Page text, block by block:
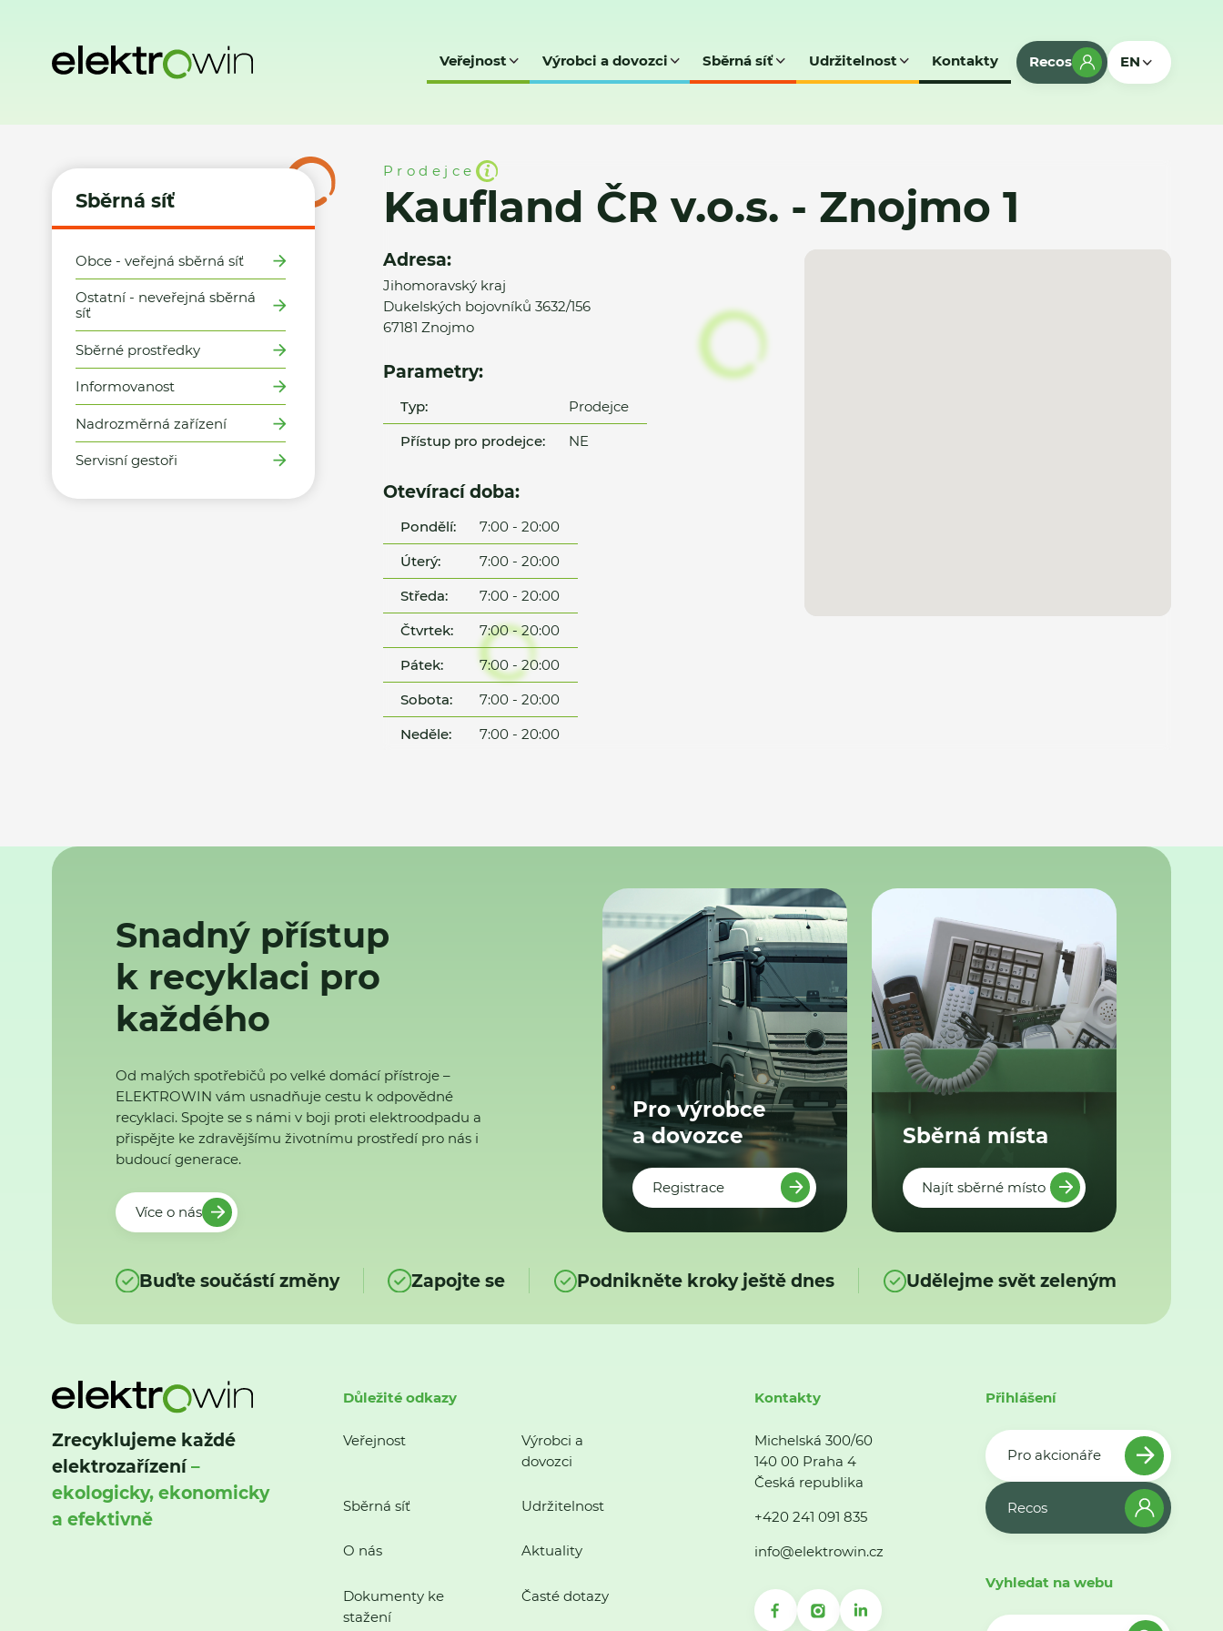
Veřejnost Výrobci a dovozci Sběrná síť Udržitelnost Kontakty Recos EN
Sběrná síť
Obce - veřejná sběrná síť
Ostatní - neveřejná sběrná
síť
Sběrné prostředky
Informovanost
Nadrozměrná zařízení
Servisní gestoři
Prodejce
Kaufland ČR v.o.s. - Znojmo 1
Adresa:
Jihomoravský kraj
Dukelských bojovníků 3632/156
67181 Znojmo
Parametry:
Typ:
Prodejce
Přístup pro prodejce:
NE
Otevírací doba:
Pondělí:
7:00 - 20:00
Úterý:
7:00 - 20:00
Středa:
7:00 - 20:00
Čtvrtek:
7:00 - 20:00
Pátek:
7:00 - 20:00
Sobota:
7:00 - 20:00
Neděle:
7:00 - 20:00
Snadný přístup
k recyklaci pro
každého
Od malých spotřebičů po velké domácí přístroje –
ELEKTROWIN vám usnadňuje cestu k odpovědné
recyklaci. Spojte se s námi v boji proti elektroodpadu a
přispějte ke zdravějšímu životnímu prostředí pro nás i
budoucí generace.
Více o nás
Pro výrobce
a dovozce
Registrace
Sběrná místa
Najít sběrné místo
Buďte součástí změny Zapojte se Podnikněte kroky ještě dnes Udělejme svět zeleným
Zrecyklujeme každé
elektrozařízení–
ekologicky, ekonomicky
a efektivně
Důležité odkazy
Veřejnost
Výrobci a
dovozci
Sběrná síť Udržitelnost
O nás Aktuality
Dokumenty ke
stažení
Časté dotazy
Kontakty
Michelská 300/60
140 00 Praha 4
Česká republika
+420 241 091 835
info@elektrowin.cz
Přihlášení
Pro akcionáře
Recos
Vyhledat na webu